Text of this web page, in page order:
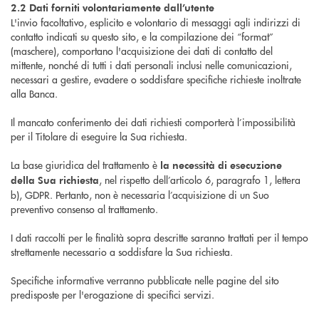
2.2 Dati forniti volontariamente dall’utente
L'invio facoltativo, esplicito e volontario di messaggi agli indirizzi di
contatto indicati su questo sito, e la compilazione dei “format”
(maschere), comportano l'acquisizione dei dati di contatto del
mittente, nonché di tutti i dati personali inclusi nelle comunicazioni,
necessari a gestire, evadere o soddisfare specifiche richieste inoltrate
alla Banca.
Il mancato conferimento dei dati richiesti comporterà l’impossibilità
per il Titolare di eseguire la Sua richiesta.
La base giuridica del trattamento è la necessità di esecuzione
della Sua richiesta, nel rispetto dell’articolo 6, paragrafo 1, lettera
b), GDPR. Pertanto, non è necessaria l’acquisizione di un Suo
preventivo consenso al trattamento.
I dati raccolti per le finalità sopra descritte saranno trattati per il tempo
strettamente necessario a soddisfare la Sua richiesta.
Specifiche informative verranno pubblicate nelle pagine del sito
predisposte per l'erogazione di specifici servizi.